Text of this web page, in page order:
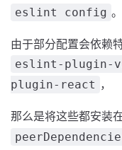
eslint config 。
由于部分配置会依赖
eslint-plugin-
plugin-react ，
那么是将这些都安装